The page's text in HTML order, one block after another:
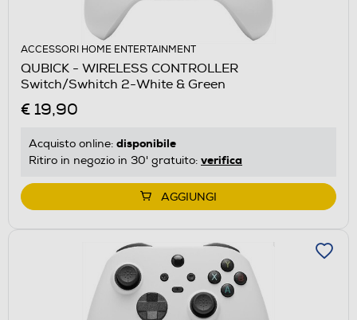
ACCESSORI HOME ENTERTAINMENT
QUBICK - WIRELESS CONTROLLER
Switch/Swhitch 2-White & Green
€ 19,90
Acquisto online: disponibile
Ritiro in negozio in 30' gratuito: verifica
AGGIUNGI